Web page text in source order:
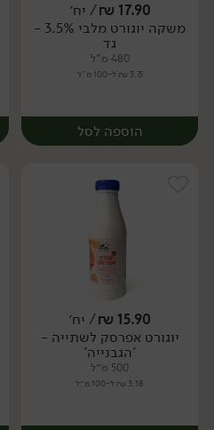
יח׳
17.90
₪/ יח׳
משקה יוגורט מלבי 3.5% -
גד
480 מ"ל
3.73 ₪ ל-100 מ"ל
הוספה לסל
יח׳
15.90
₪/ יח׳
יוגורט אפרסק לשתייה -
'הגבנייה'
500 מ״ל
3.18 ₪ ל-100 מ״ל